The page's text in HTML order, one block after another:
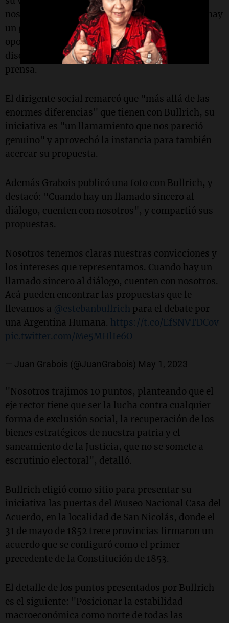
nos una entre argentinos. Creemos que cuando hay
un gesto de humanidad como este es una
oportunidad, un milagro, que nos permite
discutir", dijo Grabois en declaraciones a la
prensa.
El dirigente social remarcó que "más allá de las
enormes diferencias" que tienen con Bullrich, su
iniciativa es "un llamamiento que nos pareció
genuino" y aprovechó la instancia para también
acercar su propuesta.
Además Grabois publicó una foto con Bullrich, y
destacó: "Cuando hay un llamado sincero al
diálogo, cuenten con nosotros", y compartió sus
propuestas.
Nosotros tenemos claras nuestras convicciones y
los intereses que representamos. Cuando hay un
llamado sincero al diálogo, cuenten con nosotros.
Acá pueden encontrar las propuestas que le
llevamos a @estebanbullrich para el debate por
una Argentina Humana. https://t.co/EfSNVTDCov
pic.twitter.com/Me5MHlIe6O
— Juan Grabois (@JuanGrabois) May 1, 2023
"Nosotros trajimos 10 puntos, planteando que el
eje rector tiene que ser la lucha contra cualquier
forma de exclusión social, la recuperación de los
bienes estratégicos de nuestra patria y el
saneamiento de la Justicia, que no se somete a
escrutinio electoral", detalló.
Bullrich eligió como sitio para presentar su
iniciativa las puertas del Museo Nacional Casa del
Acuerdo, en la localidad de San Nicolás, donde el
31 de mayo de 1852 trece provincias firmaron un
acuerdo que se configuró como el primer
precedente de la Constitución de 1853.
El detalle de los puntos presentados por Bullrich
es el siguiente: "Posicionar la estabilidad
macroeconómica como norte de todas las